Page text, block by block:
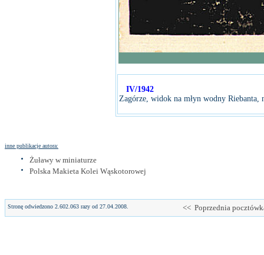
IV/1942
Zagórze, widok na młyn wodny
inne publikacje autora:
Żuławy w miniaturze
Polska Makieta Kolei Wąskotorowej
Stronę odwiedzono 2.602.063 razy od 27.04.2008. << Poprzednia